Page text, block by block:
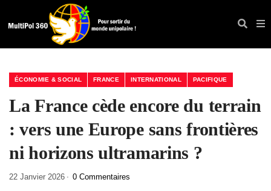
ÉCONOMIE & SOCIAL FRANCE INTERNATIONAL PACIFIQUE
La France cède encore du terrain
: vers une Europe sans frontières
ni horizons ultramarins ?
22 Janvier 2026 0 Commentaires